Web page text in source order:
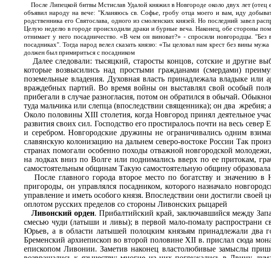
После Липецкой битвы Мстислав Удалой княжил в Новгороде около двух лет
объявил народу на вече: "Кланяюсь св. Софье, гробу отца моего и вам, иду
родственника его Святослава, одного из смоленских князей. Но последний завел
Целую неделю в городе происходили драки и бурные веча. Наконец, обе стороны
отнимает у него посадничество. «В чем он виноват?» - спросили новгородцы.
посадниках". Тогда народ велел сказать князю: «Ты целовал нам крест без вины
должен был примириться с посадником
Далее следовали: тысяцкий, старосты концов, сотские и другие
которые возвысились над простыми гражданами (смердами)
поземельные владения. Духовная власть принадлежала владыке
враждебных партий. Во время войны он выставлял свой особый
прибегали в случае разногласия, потом он обратился в обычай.
туда мальчика или слепца (впоследствии священника); он два жребия;
Около половины XIII столетия, когда Новгород принял деятельное
развития своих сил. Господство его простиралось почти на весь
и серебром. Новгородские дружины не ограничивались одним
славянскую колонизацию на дальнем северо-востоке России Так
странах помогали особенно походы отважной новгородской
на лодках вниз по Волге или поднимались вверх по ее притокам,
самостоятельным общинам Такую самостоятельную общину образовала
После главного города второе место по богатству и значению в
пригороды, он управлялся посадником, которого назначало
управление и иметь особого князя. Впоследствии они достигли
оплотом русских пределов со стороны Ливонских рыцарей
Ливонский орден. Прибалтийский край, заключавшийся между
смесью чуди (латыши и ливы); в первой мало-помалу распространи
Юрьев, а в области латышей полоцким князьям принадлежали два
Бременский архиепископ во второй половине XII в. прислал сюда
епископом Ливонии. Заметив наконец властолюбивые замыслы